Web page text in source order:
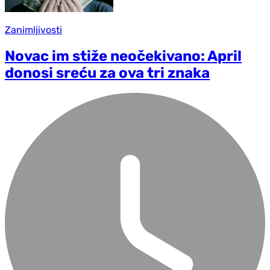
Zanimljivosti
Novac im stiže neočekivano: April
donosi sreću za ova tri znaka